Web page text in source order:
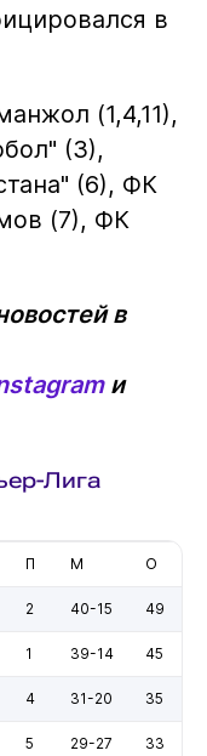
в
(1,4,11),
(3),
(6), ФК
(7), ФК
в
и
Лига
П М О
2 40-15 49
1 39-14 45
4 31-20 35
5 29-27 33